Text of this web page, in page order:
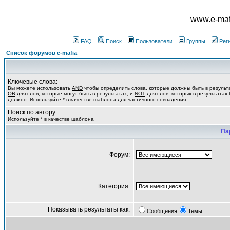
www.e-
FAQ Поиск Пользователи Группы
Список форумов e-mafia
Ключевые слова:
Вы можете использовать AND чтобы определить слова, которые должны быть в
OR для слов, которые могут быть в результатах, и NOT для слов, которых в результатах
должно. Используйте * в качестве шаблона для частичного совпадения.
Поиск по автору:
Используйте * в качестве шаблона
Форум:
Категория:
Показывать результаты как: Сообщения Темы